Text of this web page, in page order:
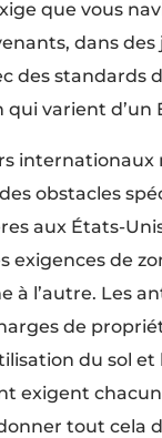
que vous
dans
des standards
varient d’un
obstacles
aux États-
exigences de
à l’autre. Les
de
du sol et
exigent
tout cela